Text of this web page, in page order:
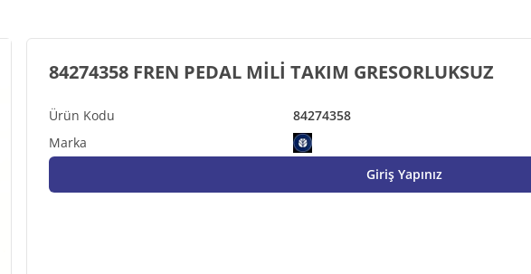
84274358
84274358 FREN PEDAL MİLİ TAKIM GRESORLUKSUZ
Giriş Yapınız